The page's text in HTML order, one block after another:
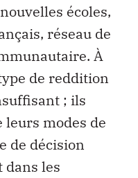
écoles,
réseau de
À
de reddition
; ils
modes de
de décision
dans les